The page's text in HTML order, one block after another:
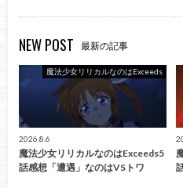
NEW POST 最新の記事
魔法少女リリカルなのはExceeds
2026.8.6
魔法少女リリカルなのはExceeds5
話感想「遭遇」なのはVSトワ